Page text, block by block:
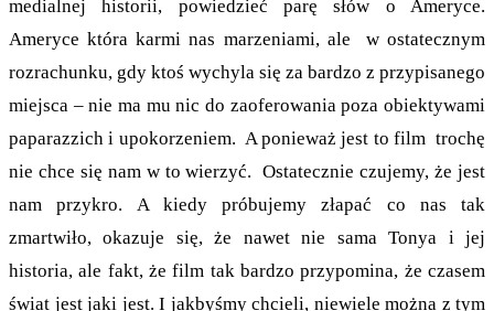
medialnej historii, powiedzieć parę słów o Ameryce.
Ameryce która karmi nas marzeniami, ale w ostatecznym
rozrachunku, gdy ktoś wychyla się za bardzo z przypisanego
miejsca – nie ma mu nic do zaoferowania poza obiektywami
paparazzich i upokorzeniem. A ponieważ jest to film trochę
nie chce się nam w to wierzyć. Ostatecznie czujemy, że jest
nam przykro. A kiedy próbujemy złapać co nas tak
zmartwiło, okazuje się, że nawet nie sama Tonya i jej
historia, ale fakt, że film tak bardzo przypomina, że czasem
świat jest jaki jest. I jakbyśmy chcieli, niewiele można z tym